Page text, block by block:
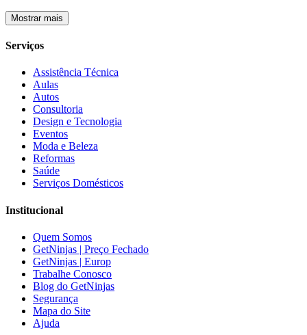
Mostrar mais
Serviços
Assistência Técnica
Aulas
Autos
Consultoria
Design e Tecnologia
Eventos
Moda e Beleza
Reformas
Saúde
Serviços Domésticos
Institucional
Quem Somos
GetNinjas | Preço Fechado
GetNinjas | Europ
Trabalhe Conosco
Blog do GetNinjas
Segurança
Mapa do Site
Ajuda